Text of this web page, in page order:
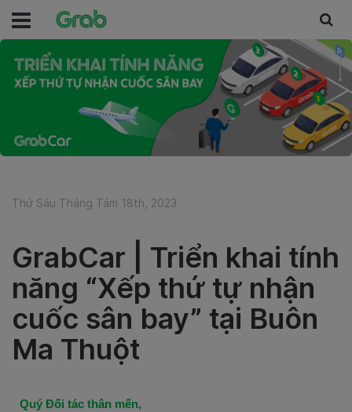
Thứ Sáu Tháng Tám 18th, 2023
GrabCar | Triển khai tính
năng “Xếp thứ tự nhận
cuốc sân bay” tại Buôn
Ma Thuột
Quý Đối tác thân mến,